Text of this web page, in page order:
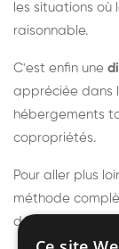
les situations où
raisonnable.
C'est enfin une
appréciée dans
hébergements
copropriétés.
Pour aller plus
méthode
découvrir